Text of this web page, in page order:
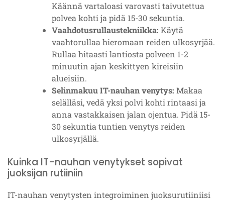
Käännä vartaloasi varovasti taivutettua
polvea kohti ja pidä 15-30 sekuntia.
Vaahdotusrullaustekniikka: Käytä
vaahtorullaa hieromaan reiden ulkosyrjää.
Rullaa hitaasti lantiosta polveen 1-2
minuutin ajan keskittyen kireisiin
alueisiin.
Selinmakuu IT-nauhan venytys: Makaa
selälläsi, vedä yksi polvi kohti rintaasi ja
anna vastakkaisen jalan ojentua. Pidä 15-
30 sekuntia tuntien venytys reiden
ulkosyrjällä.
Kuinka IT-nauhan venytykset sopivat
juoksijan rutiiniin
IT-nauhan venytysten integroiminen juoksurutiiniisi